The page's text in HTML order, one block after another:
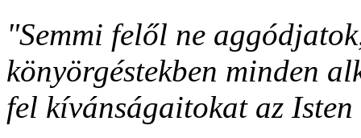
"Semmi felől ne
könyörgéstekben minden
fel kívánságaitokat az